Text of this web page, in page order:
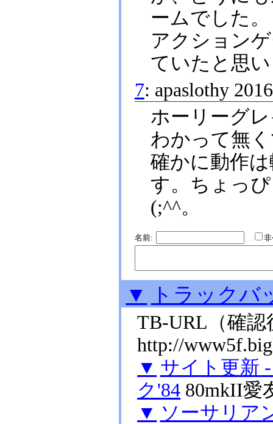
ームでした。
アクション
ていたと思
7: apaslothy
ホーリーグ
わかって無
確かに動作
す。ちょっ
(;^^。
名前:
▼ トラックバ
TB-URL （確
http://
▼ サイト更新
ク'84 80mkII愛
▼ ソーサリア